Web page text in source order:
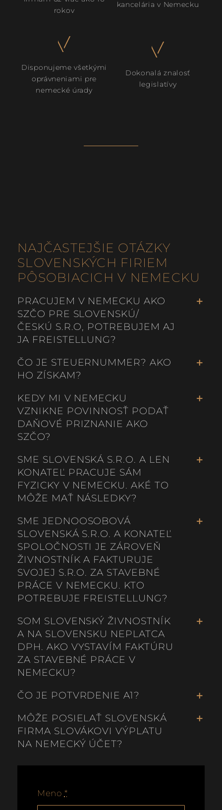
rokov
kancelária v Nemecku
Disponujeme všetkými
oprávneniami pre
nemecké úrady
Dokonalá znalosť
legislatívy
NAJČASTEJŠIE OTÁZKY
SLOVENSKÝCH FIRIEM
PÔSOBIACICH V NEMECKU
PRACUJEM V NEMECKU AKO
SZČO PRE SLOVENSKÚ/
ČESKÚ S.R.O, POTREBUJEM AJ
JA FREISTELLUNG?
ČO JE STEUERNUMMER? AKO
HO ZÍSKAM?
KEDY MI V NEMECKU
VZNIKNE POVINNOSŤ PODAŤ
DAŇOVÉ PRIZNANIE AKO
SZČO?
SME SLOVENSKÁ S.R.O. A LEN
KONATEĽ PRACUJE SÁM
FYZICKY V NEMECKU. AKÉ TO
MÔŽE MAŤ NÁSLEDKY?
SME JEDNOOSOBOVÁ
SLOVENSKÁ S.R.O. A KONATEĽ
SPOLOČNOSTI JE ZÁROVEŇ
ŽIVNOSTNÍK A FAKTURUJE
SVOJEJ S.R.O. ZA STAVEBNÉ
PRÁCE V NEMECKU. KTO
POTREBUJE FREISTELLUNG?
SOM SLOVENSKÝ ŽIVNOSTNÍK
A NA SLOVENSKU NEPLATCA
DPH. AKO VYSTAVÍM FAKTÚRU
ZA STAVEBNÉ PRÁCE V
NEMECKU?
ČO JE POTVRDENIE A1?
MÔŽE POSIELAŤ SLOVENSKÁ
FIRMA SLOVÁKOVI VÝPLATU
NA NEMECKÝ ÚČET?
Meno *